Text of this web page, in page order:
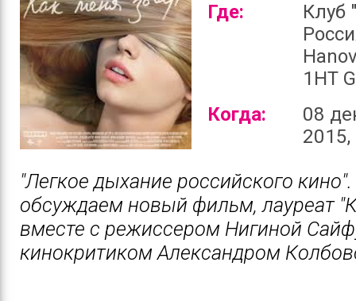
Где:
Клуб
1HT
Когда:
08
"Легкое дыхание российского
обсуждаем новый фильм, лауреат
вместе с режиссером Нигиной
кинокритиком Александром